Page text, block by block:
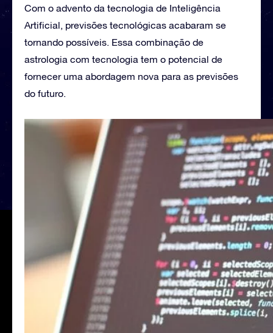
Com o advento da tecnologia de Inteligência
Artificial, previsões tecnológicas acabaram se
tornando possíveis. Essa combinação de
astrologia com tecnologia tem o potencial de
fornecer uma abordagem nova para as previsões
do futuro.